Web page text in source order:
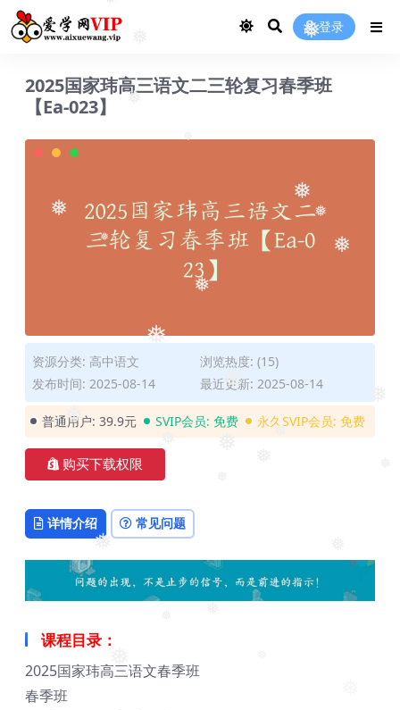
❅
❅ ❅
❅
❅
❅
❅ ❅
❅
❅
❅
❅ ❅
❅
❅
❅ 登录
2025国家玮高三语文二三轮复习春季班
【Ea-023】
资源分类: 高中语文
浏览热度: (15)
发布时间: 2025-08-14
最近更新: 2025-08-14
普通用户: 39.9元 SVIP会员: 免费 永久SVIP会员: 免费
购买下载权限
详情介绍 常见问题
课程目录：
2025国家玮高三语文春季班
春季班